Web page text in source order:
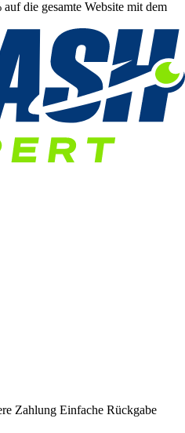
die gesamte Website mit dem
Zahlung Einfache Rückgabe